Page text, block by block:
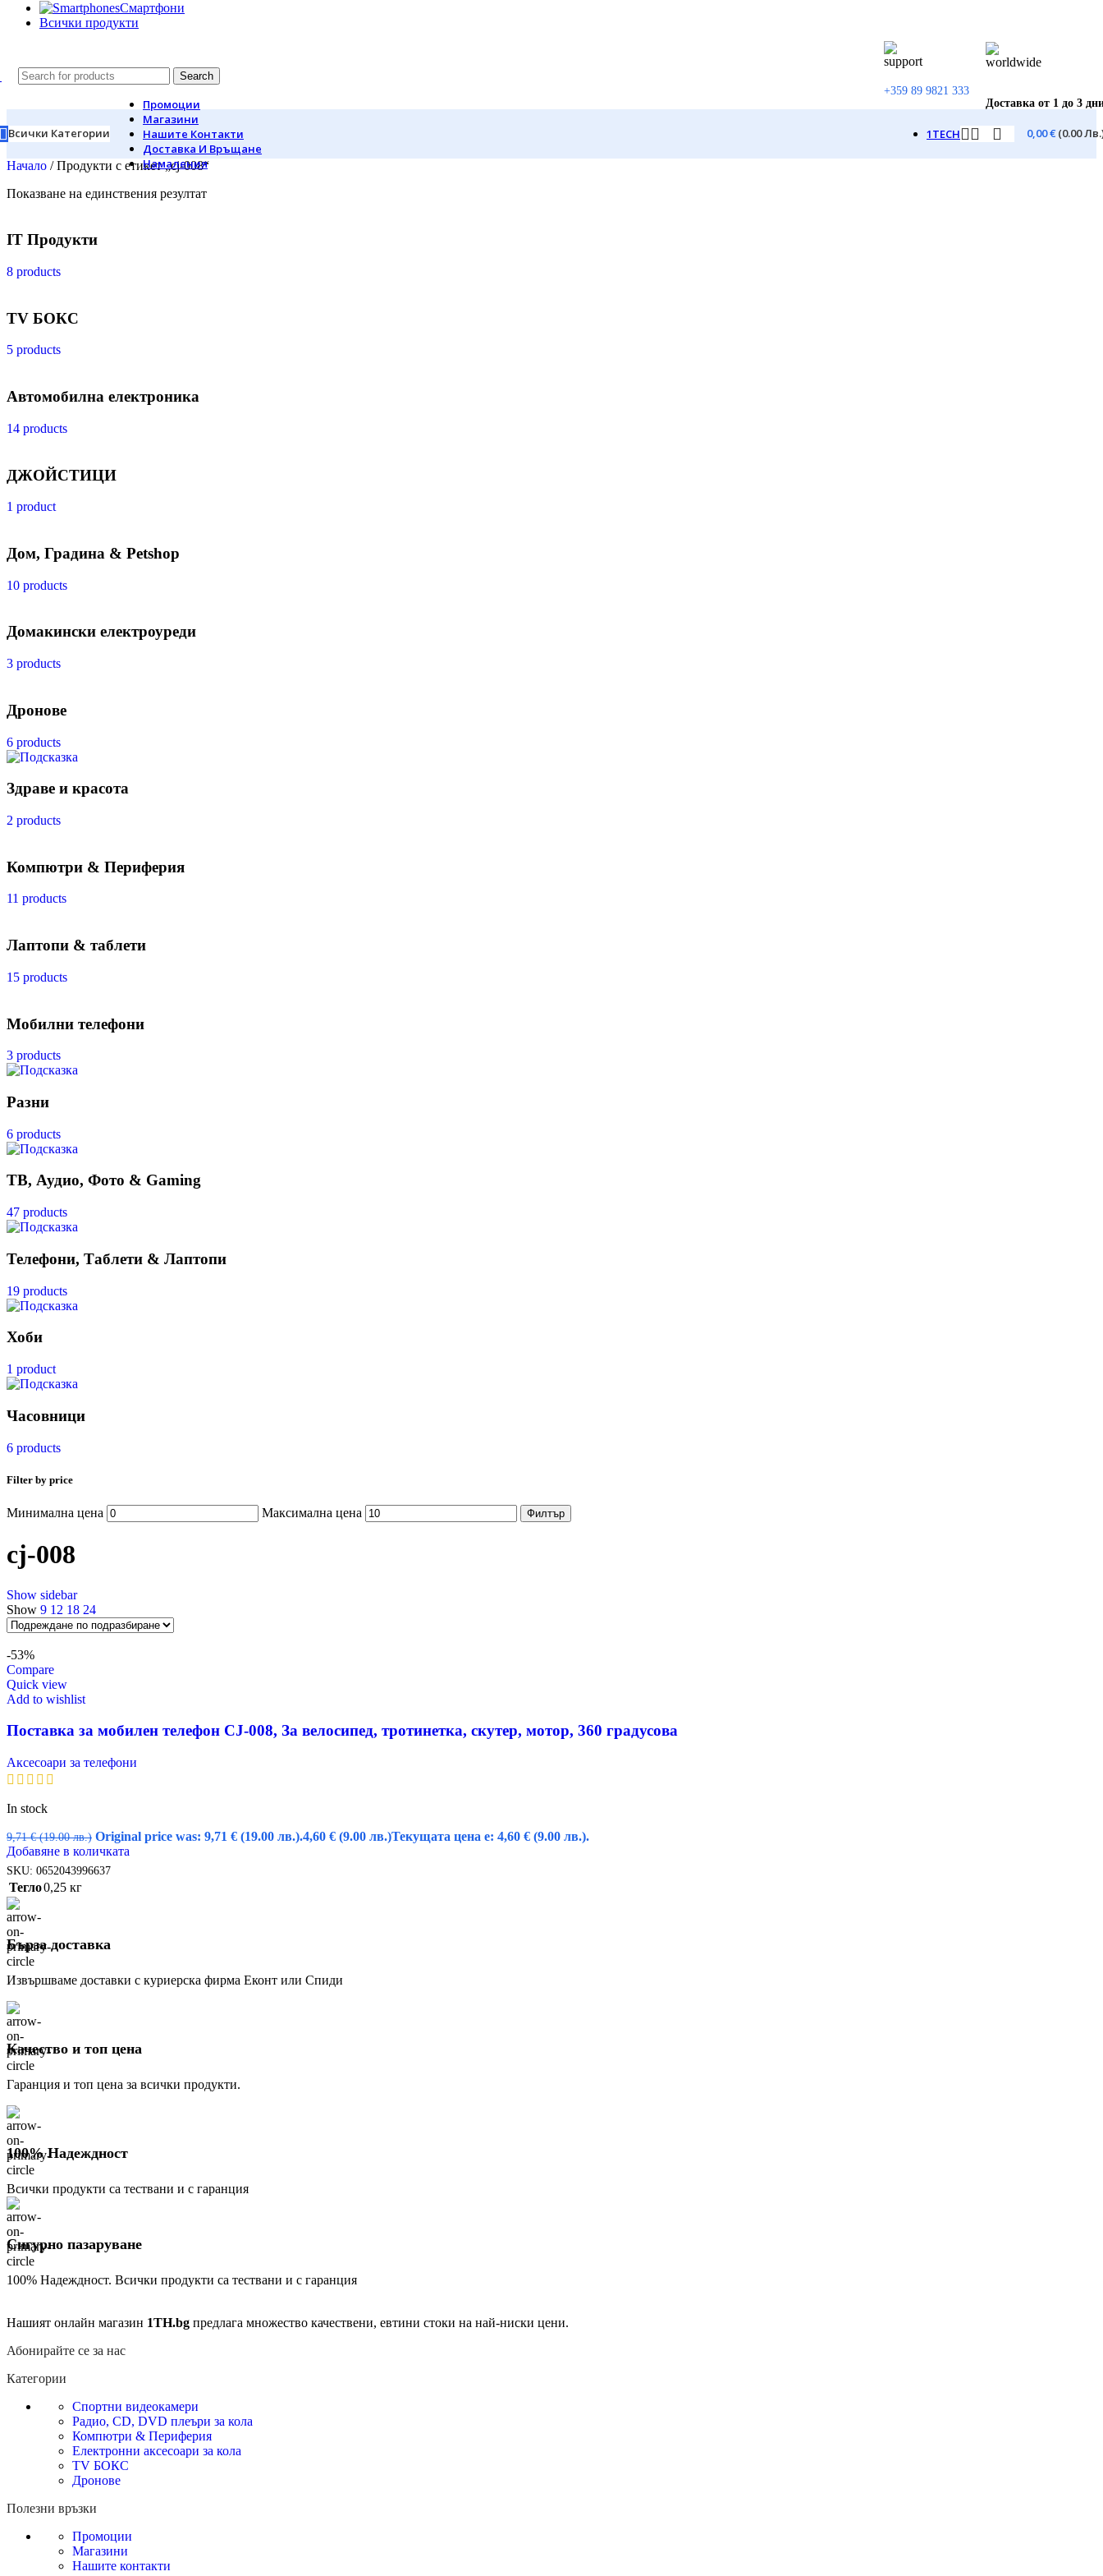
Смартфони
Всички продукти
Search
+359 89 9821 333
Доставка от 1 до 3
Всички Категории
Промоции
Магазини
Нашите Контакти
Доставка И Връщане
Намаления
1TECH 0,00€ (0.00
Начало / Продукти с етикет „cj-008“
Показване на единствения резултат
IT Продукти
8 products
TV БОКС
5 products
Автомобилна електроника
14 products
ДЖОЙСТИЦИ
1 product
Дом, Градина & Petshop
10 products
Домакински електроуреди
3 products
Дронове
6 products
Здраве и красота
2 products
Компютри & Периферия
11 products
Лаптопи & таблети
15 products
Мобилни телефони
3 products
Разни
6 products
ТВ, Аудио, Фото & Gaming
47 products
Телефони, Таблети & Лаптопи
19 products
Хоби
1 product
Часовници
6 products
Filter by price
Минимална цена Максимална цена Филтър
cj-008
Show sidebar
Show 9 12 18 24
-53%
Compare
Quick view
Add to wishlist
Поставка за мобилен телефон CJ-008, За велосипед, тротинетка, скутер, мотор, 360 градусова
Аксесоари за телефони
In stock
9,71€ (19.00 лв.) Original price was: 9,71 € (19.00 лв.).4,60 € (9.00 лв.)Текущата цена е: 4,60 € (9.00 лв.).
Добавяне в количката
SKU: 0652043996637
Тегло0,25 кг
Бърза доставка
Извършваме доставки с куриерска фирма Еконт или Спиди
Качество и топ цена
Гаранция и топ цена за всички продукти.
100% Надеждност
Всички продукти са тествани и с гаранция
Сигурно пазаруване
100% Надеждност. Всички продукти са тествани и с гаранция
Нашият онлайн магазин 1TH.bg предлага множество качествени, евтини стоки на най-ниски цени.
Абонирайте се за нас
Категории
Спортни видеокамери
Радио, CD, DVD плеъри за кола
Компютри & Периферия
Електронни аксесоари за кола
TV БОКС
Дронове
Полезни връзки
Промоции
Магазини
Нашите контакти